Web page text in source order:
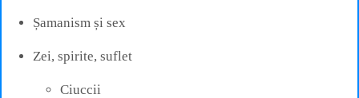
Șamanism și sex
Zei, spirite, suflet
Ciuccii